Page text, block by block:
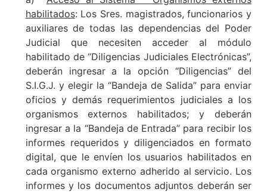
habilitados: Los Sres. magistrados, funcionarios y
auxiliares de todas las dependencias del Poder
Judicial que necesiten acceder al módulo
habilitado de “Diligencias Judiciales Electrónicas”,
deberán ingresar a la opción “Diligencias” del
S.I.G.J. y elegir la “Bandeja de Salida” para enviar
oficios y demás requerimientos judiciales a los
organismos externos habilitados; y deberán
ingresar a la “Bandeja de Entrada” para recibir los
informes requeridos y diligenciados en formato
digital, que le envíen los usuarios habilitados en
cada organismo externo adherido al servicio. Los
informes y los documentos adjuntos deberán ser